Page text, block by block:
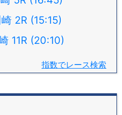
崎 2R (15:15)
11R (20:10)
指数でレース検索